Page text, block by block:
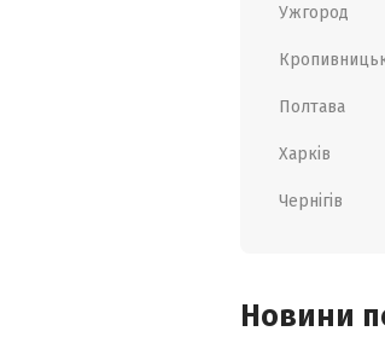
Ужгород
Полтава
Харків
Чернігів
Новини